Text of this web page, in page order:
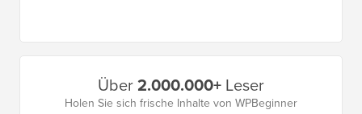
Seitenleistenmenü
Über2.000.000+ Leser
Holen Sie sich frische Inhalte von WPBeginner